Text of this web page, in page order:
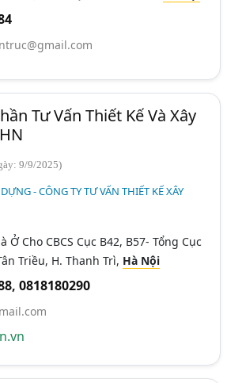
Tư Vấn Thiết Kế Và Xây
9/9/2025)
- CÔNG TY TƯ VẤN THIẾT KẾ XÂY
Ở Cho CBCS Cục B42, B57- Tổng Cục
Triều, H. Thanh Trì, Hà Nội
,0818180290